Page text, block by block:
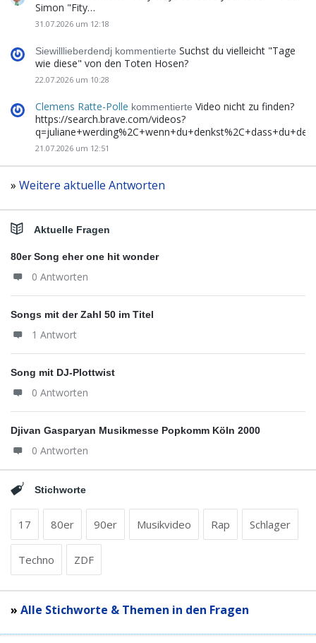
Simon "Fity…
31.07.2026 um 12:18
Siewilllieberdendj kommentierte Suchst du vielleicht "Tage
wie diese" von den Toten Hosen?
22.07.2026 um 10:28
Clemens Ratte-Polle kommentierte Video nicht zu finden?
https://search.brave.com/videos?
21.07.2026 um 12:51
» Weitere aktuelle Antworten
Aktuelle Fragen
80er Song eher one hit wonder
0 Antworten
Songs mit der Zahl 50 im Titel
1 Antwort
Song mit DJ-Plottwist
0 Antworten
Djivan Gasparyan Musikmesse Popkomm Köln 2000
0 Antworten
Stichworte
17 80er 90er Musikvideo Rap Schlager
Techno ZDF
» Alle Stichworte & Themen in den Fragen